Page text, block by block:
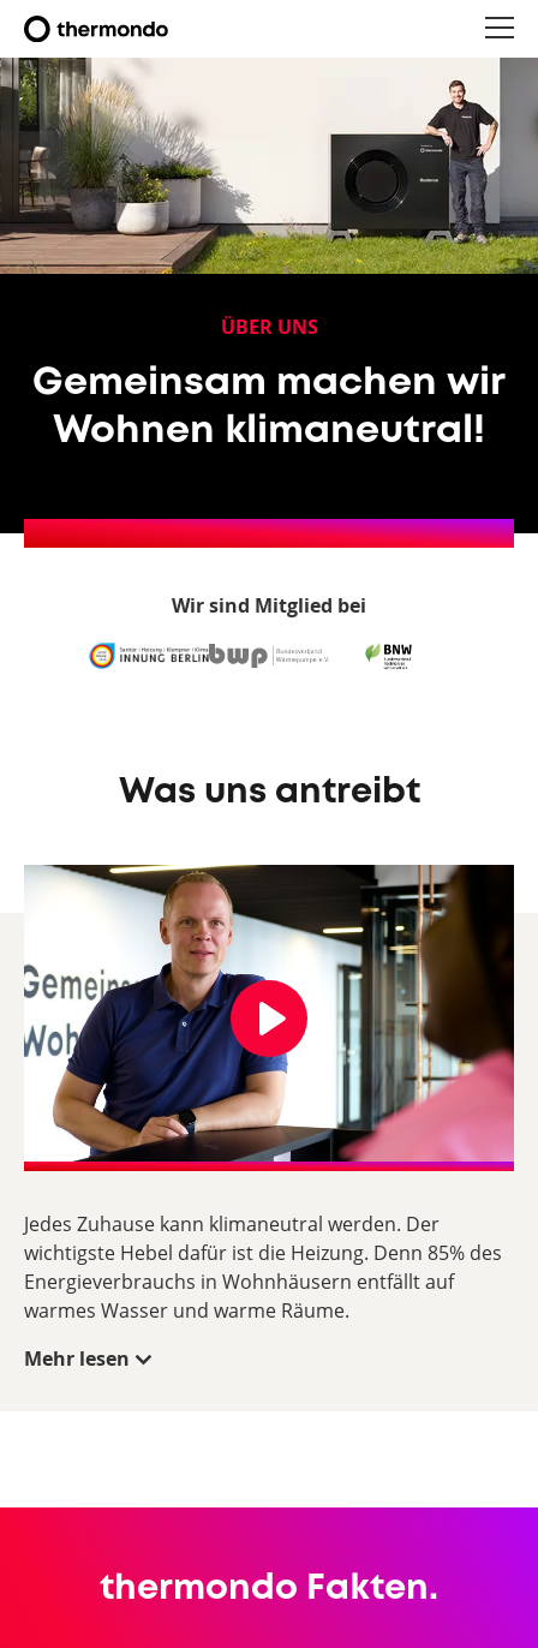
ÜBER UNS
Gemeinsam machen wir
Wohnen klimaneutral!
Wir sind Mitglied bei
Was uns antreibt
Play
Jedes Zuhause kann klimaneutral werden. Der
wichtigste Hebel dafür ist die Heizung. Denn 85% des
Energieverbrauchs in Wohnhäusern entfällt auf
warmes Wasser und warme Räume.
Mehr lesen
thermondo Fakten.